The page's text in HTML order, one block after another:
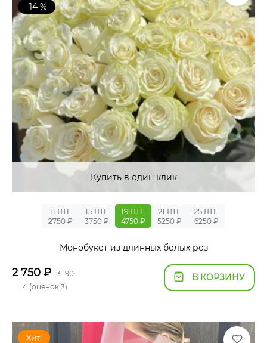
-14 %
Купить в один клик
11 ШТ.
2750 ₽
15 ШТ.
3750 ₽
19 ШТ.
4750 ₽
21 ШТ.
5250 ₽
25 ШТ.
6250 ₽
Монобукет из длинных белых роз
2 750 ₽ 3 190
4 (оценок 3)
В КОРЗИНУ
Хит!